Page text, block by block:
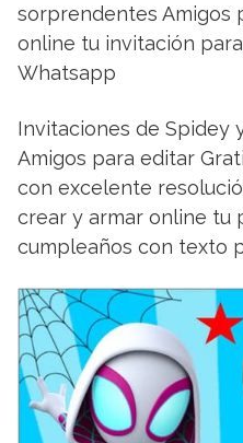
sorprendentes Amigos
online tu invitación
Whatsapp
Invitaciones de Spidey
Amigos para editar
con excelente
crear y armar online tu
cumpleaños con texto